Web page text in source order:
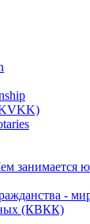
-
(КВКК)